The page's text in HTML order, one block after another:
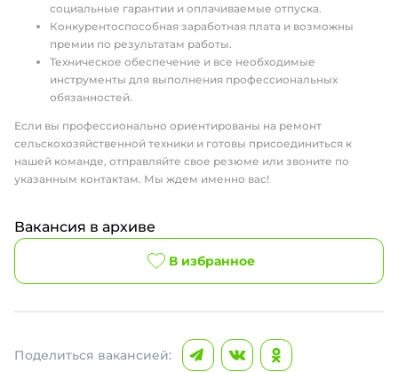
социальные гарантии и оплачиваемые отпуска.
Конкурентоспособная заработная плата и возможны
премии по результатам работы.
Техническое обеспечение и все необходимые
инструменты для выполнения профессиональных
обязанностей.
Если вы профессионально ориентированы на ремонт
сельскохозяйственной техники и готовы присоединиться к
нашей команде, отправляйте свое резюме или звоните по
указанным контактам. Мы ждем именно вас!
Вакансия в архиве
В избранное
Поделиться вакансией: